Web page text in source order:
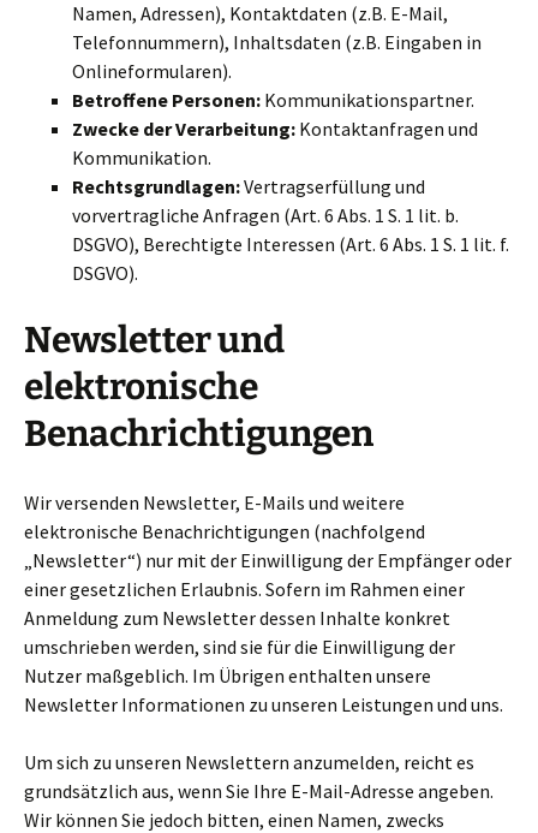
Namen, Adressen), Kontaktdaten (z.B. E-Mail,
Telefonnummern), Inhaltsdaten (z.B. Eingaben in
Onlineformularen).
Betroffene Personen: Kommunikationspartner.
Zwecke der Verarbeitung: Kontaktanfragen und
Kommunikation.
Rechtsgrundlagen:Vertragserfüllung und
vorvertragliche Anfragen (Art. 6 Abs. 1 S. 1 lit. b.
DSGVO), Berechtigte Interessen (Art. 6 Abs. 1 S. 1 lit. f.
DSGVO).
Newsletter und
elektronische
Benachrichtigungen
Wir versenden Newsletter, E-Mails und weitere
elektronische Benachrichtigungen (nachfolgend
„Newsletter“) nur mit der Einwilligung der Empfänger oder
einer gesetzlichen Erlaubnis. Sofern im Rahmen einer
Anmeldung zum Newsletter dessen Inhalte konkret
umschrieben werden, sind sie für die Einwilligung der
Nutzer maßgeblich. Im Übrigen enthalten unsere
Newsletter Informationen zu unseren Leistungen und uns.
Um sich zu unseren Newslettern anzumelden, reicht es
grundsätzlich aus, wenn Sie Ihre E-Mail-Adresse angeben.
Wir können Sie jedoch bitten, einen Namen, zwecks